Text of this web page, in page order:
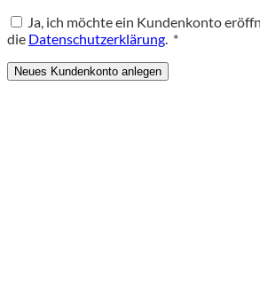
Ja, ich möchte ein Kundenkonto
die Datenschutzerklärung. *Erforderlich
Neues Kundenkonto anlegen